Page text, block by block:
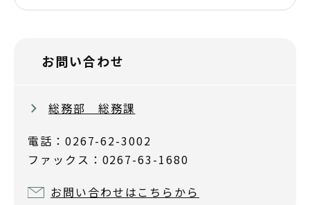
お問い合わせ
総務部 総務課
電話：0267-62-3002
ファックス：0267-63-1680
お問い合わせはこちらから